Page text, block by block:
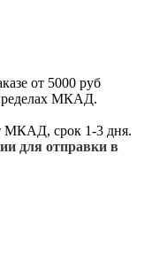
от 5000 руб
МКАД.
МКАД, срок 1-3 дня.
для отправки в